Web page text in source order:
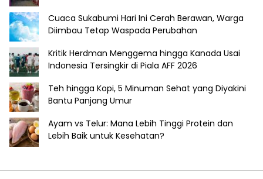
Cuaca Sukabumi Hari Ini Cerah Berawan, Warga
Diimbau Tetap Waspada Perubahan
Kritik Herdman Menggema hingga Kanada Usai
Indonesia Tersingkir di Piala AFF 2026
Teh hingga Kopi, 5 Minuman Sehat yang Diyakini
Bantu Panjang Umur
Ayam vs Telur: Mana Lebih Tinggi Protein dan
Lebih Baik untuk Kesehatan?